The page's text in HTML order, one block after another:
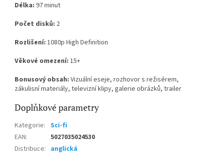
Délka: 97 minut
Počet disků: 2
Rozlišení: 1080p High Definition
Věkové omezení: 15+
Bonusový obsah: Vizuální eseje, rozhovor s režisérem,
zákulisní materiály, televizní klipy, galerie obrázků, trailer
Doplňkové parametry
Kategorie: Sci-fi
EAN:
5027035024530
Distribuce: anglická